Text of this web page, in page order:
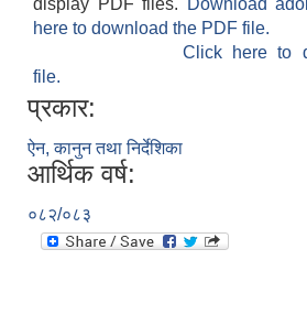
display PDF files.
Download
here to download the PDF file.
Click here to
file.
प्रकार:
ऐन, कानुन तथा निर्देशिका
आर्थिक वर्ष:
०८२/०८३